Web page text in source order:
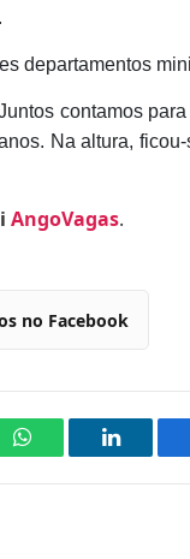
departamentos
contamos
Na altura,
AngoVagas.
no Facebook
WhatsAppLinkedIn